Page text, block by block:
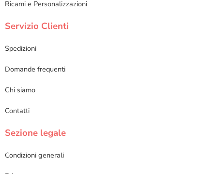
Ricami e Personalizzazioni
Servizio Clienti
Spedizioni
Domande frequenti
Chi siamo
Contatti
Sezione legale
Condizioni generali